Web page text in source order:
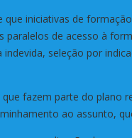
que iniciativas de
paralelos de acesso à
seleção por
fazem parte do plano
ao assunto,